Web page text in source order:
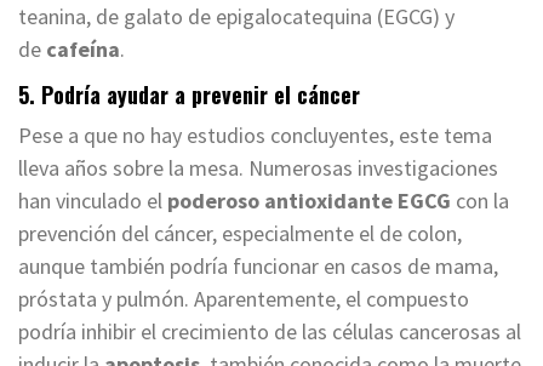
teanina, de galato de epigalocatequina (EGCG) y
de cafeína.
5. Podría ayudar a prevenir el cáncer
Pese a que no hay estudios concluyentes, este tema
lleva años sobre la mesa. Numerosas investigaciones
han vinculado el poderoso antioxidante EGCG con la
prevención del cáncer, especialmente el de colon,
aunque también podría funcionar en casos de mama,
próstata y pulmón. Aparentemente, el compuesto
podría inhibir el crecimiento de las células cancerosas al